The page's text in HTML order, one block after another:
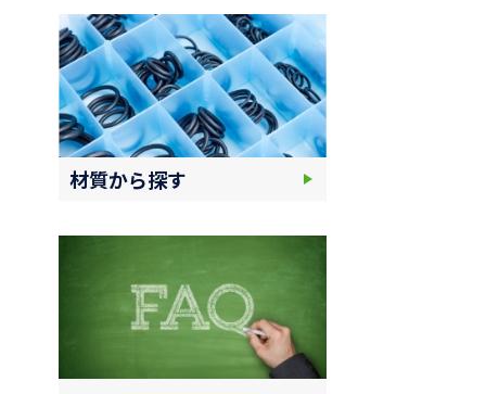
材質から探す